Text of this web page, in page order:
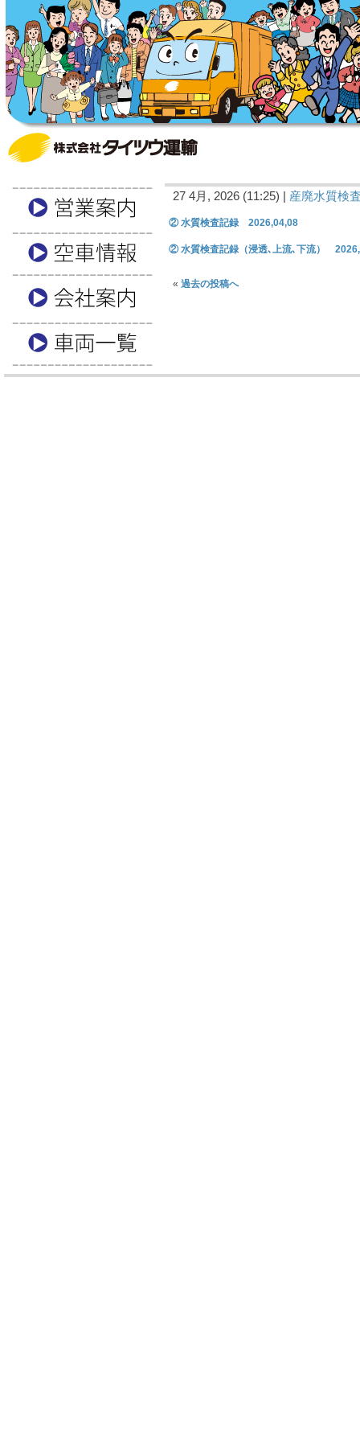
27 4月, 2026 (11:25) | 産廃水質検
② 水質検査記録 2026,04,08
② 水質検査記録（浸透､上流､下流）
« 過去の投稿へ